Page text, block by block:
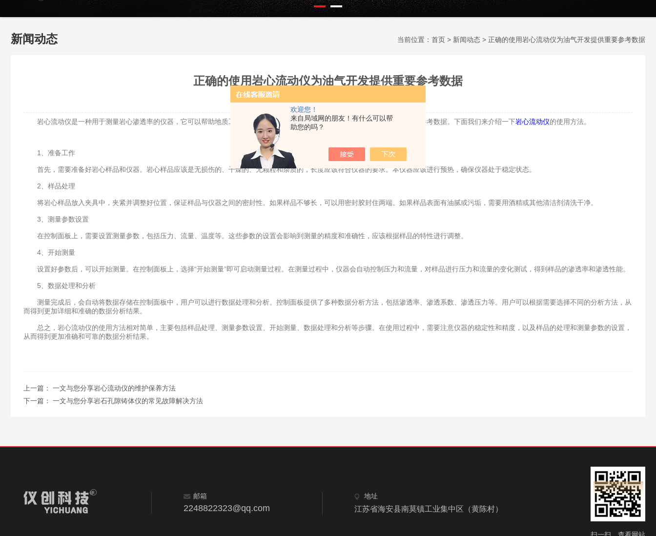
欢迎您！
来自局域网的朋友！有什么可以帮
助您的吗？
新闻动态 当前位置： 首页 > 新闻动态 > 正确的使用岩心流动仪为油气开发提供重要参考数据
正确的使用岩心流动仪为油气开发提供重要参考数据
更新时间：2023-07-03 | 点击率：1485
岩心流动仪是一种用于测量岩心渗透率的仪器，它可以帮助地质工作者了解岩石的渗透性能，从而为油气勘探和开发提供重要的参考数据。下面我们来介绍一下岩心流动仪的使用方法。
1、准备工作
首先，需要准备好岩心样品和仪器。岩心样品应该是无损伤的、干燥的、无颗粒和杂质的，长度应该符合仪器的要求。本仪器应该进行预热，确保仪器处于稳定状态。
2、样品处理
将岩心样品放入夹具中，夹紧并调整好位置，保证样品与仪器之间的密封性。如果样品不够长，可以用密封胶封住两端。如果样品表面有油腻或污垢，需要用酒精或其他清洁剂清洗干净。
3、测量参数设置
在控制面板上，需要设置测量参数，包括压力、流量、温度等。这些参数的设置会影响到测量的精度和准确性，应该根据样品的特性进行调整。
4、开始测量
设置好参数后，可以开始测量。在控制面板上，选择“开始测量”即可启动测量过程。在测量过程中，仪器会自动控制压力和流量，对样品进行压力和流量的变化测试，得到样品的渗透率和渗透性能。
5、数据处理和分析
测量完成后，会自动将数据存储在控制面板中，用户可以进行数据处理和分析。控制面板提供了多种数据分析方法，包括渗透率、渗透系数、渗透压力等。用户可以根据需要选择不同的分析方法，从
而得到更加详细和准确的数据分析结果。
总之，岩心流动仪的使用方法相对简单，主要包括样品处理、测量参数设置、开始测量、数据处理和分析等步骤。在使用过程中，需要注意仪器的稳定性和精度，以及样品的处理和测量参数的设置，
从而得到更加准确和可靠的数据分析结果。
上一篇： 一文与您分享岩心流动仪的维护保养方法
下一篇： 一文与您分享岩石孔隙铸体仪的常见故障解决方法
邮箱
2248822323@qq.com
地址
江苏省海安县南莫镇工业集中区（黄陈村）